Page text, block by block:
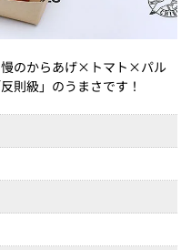
のからあげ×トマト×パル
則級」のうまさです！